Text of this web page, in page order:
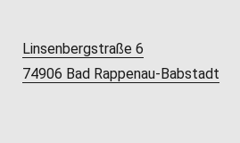
Linsenbergstraße 6
74906 Bad Rappenau-Babstadt